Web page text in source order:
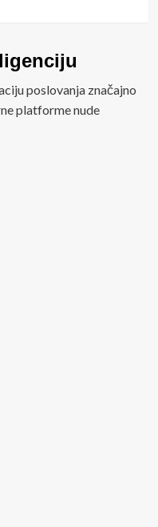
poslovanja značajno
platforme nude